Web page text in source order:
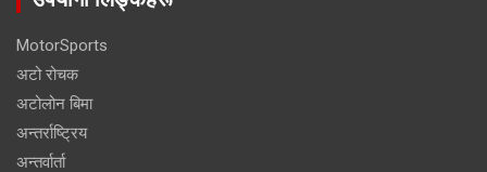
MotorSports
अटो रोचक
अटोलोन बिमा
अन्तर्राष्ट्रिय
अन्तर्वार्ता